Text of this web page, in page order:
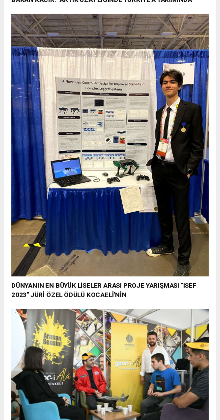
DÜNYANIN EN BÜYÜK LİSELER ARASI PROJE YARIŞMASI "ISEF
2023" JÜRİ ÖZEL ÖDÜLÜ KOCAELİ'NİN